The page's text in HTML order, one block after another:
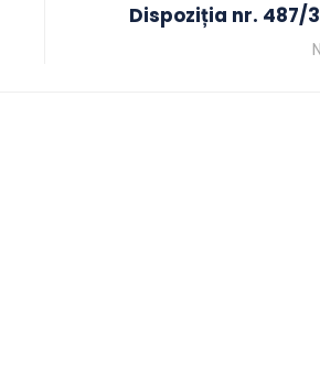
Dispoziția nr. 487/